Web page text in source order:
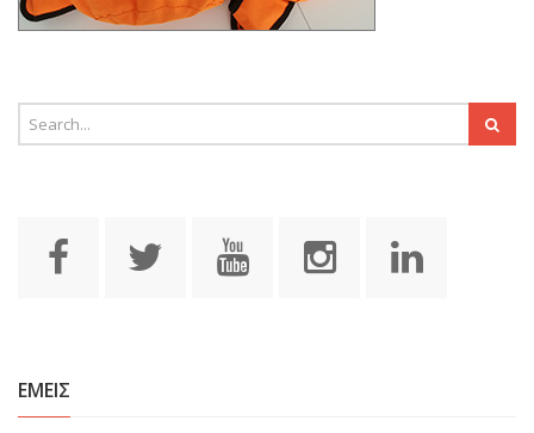
ΕΜΕΙΣ